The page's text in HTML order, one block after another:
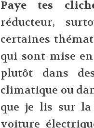
Paye tes
réducteur,
certaines
qui sont mise
plutôt dans
climatique ou
que je lis sur la
voiture